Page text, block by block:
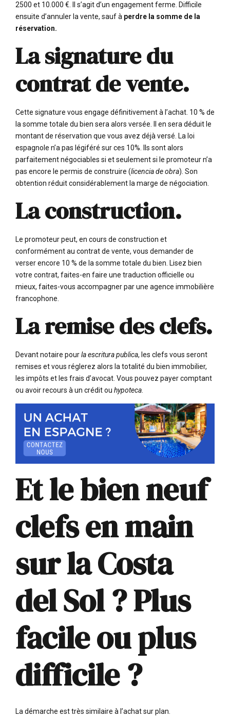
2500 et 10.000 €. Il s’agit d’un engagement ferme. Difficile
ensuite d’annuler la vente, sauf à perdre la somme de la
réservation.
La signature du
contrat de vente.
Cette signature vous engage définitivement à l’achat. 10 % de
la somme totale du bien sera alors versée. Il en sera déduit le
montant de réservation que vous avez déjà versé. La loi
espagnole n’a pas légiféré sur ces 10%. Ils sont alors
parfaitement négociables si et seulement si le promoteur n’a
pas encore le permis de construire (licencia de obra). Son
obtention réduit considérablement la marge de négociation.
La construction.
Le promoteur peut, en cours de construction et
conformément au contrat de vente, vous demander de
verser encore 10 % de la somme totale du bien. Lisez bien
votre contrat, faites-en faire une traduction officielle ou
mieux, faites-vous accompagner par une agence immobilière
francophone.
La remise des clefs.
Devant notaire pourla escritura publica, les clefs vous seront
remises et vous réglerez alors la totalité du bien immobilier,
les impôts et les frais d’avocat. Vous pouvez payer comptant
ou avoir recours à un crédit ou hypoteca
Et le bien neuf
clefs en main
sur la Costa
del Sol ? Plus
facile ou plus
difficile ?
La démarche est très similaire à l’achat sur plan.